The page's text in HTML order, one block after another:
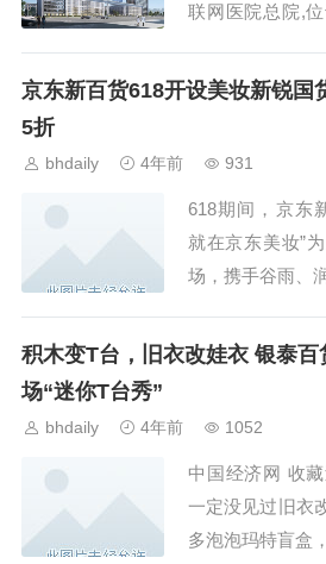
联网医院总院,
500张,其中一期
京东新百货618开设美妆新锐国
5折
bhdaily 4年前 931
618期间，京东
就在京东美妆”
场，携手谷雨、
华、面膜、香
积木变T台，旧衣改娃衣 银泰
场“迷你T台秀”
bhdaily 4年前 1052
中国经济网 收
一定没见过旧衣
多泡泡玛特盲盒